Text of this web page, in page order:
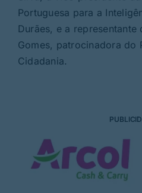
Portuguesa para a
Durães, e a
Gomes, patrocinadora do
Cidadania.